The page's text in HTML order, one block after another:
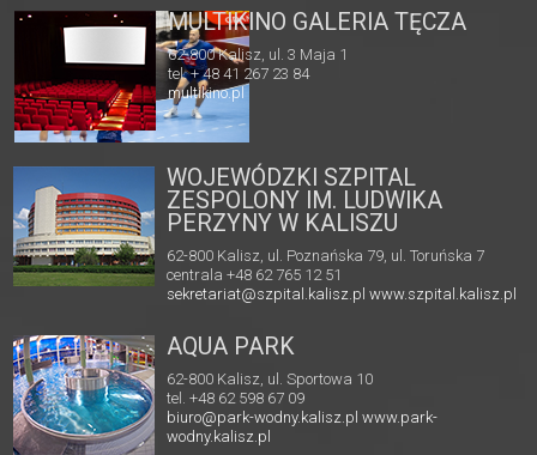
MULTIKINO GALERIA TĘCZA
62-800 Kalisz, ul. 3 Maja 1
tel. + 48 41 267 23 84
multikino.pl
WOJEWÓDZKI SZPITAL
ZESPOLONY IM. LUDWIKA
PERZYNY W KALISZU
62-800 Kalisz, ul. Poznańska 79, ul. Toruńska 7
centrala +48 62 765 12 51
sekretariat@szpital.kalisz.pl www.szpital.kalisz.pl
AQUA PARK
62-800 Kalisz, ul. Sportowa 10
tel. +48 62 598 67 09
biuro@park-wodny.kalisz.pl www.park-
wodny.kalisz.pl